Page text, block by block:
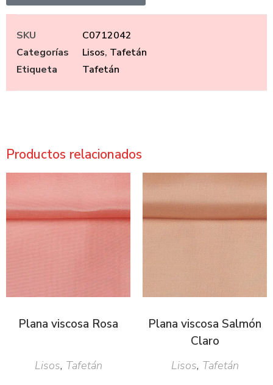
SKU
C0712042
Categorías
Lisos, Tafetán
Etiqueta
Tafetán
Productos relacionados
Plana viscosa Rosa
Lisos, Tafetán
Plana viscosa Salmón
Claro
Lisos, Tafetán